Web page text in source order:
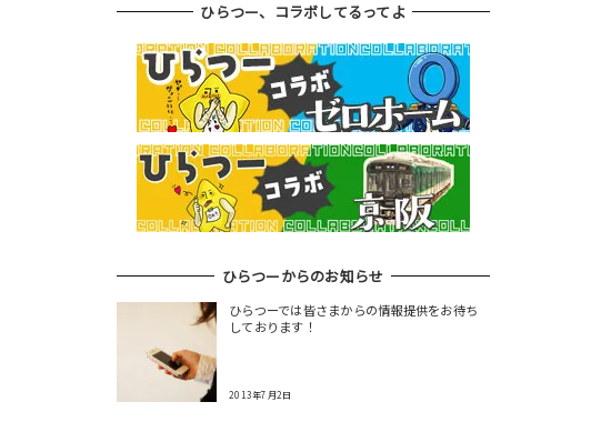
ひらつー、コラボしてるってよ
ひらつーからのお知らせ
ひらつーでは皆さまからの情報提供をお待ち
しております！
2013年7月2日